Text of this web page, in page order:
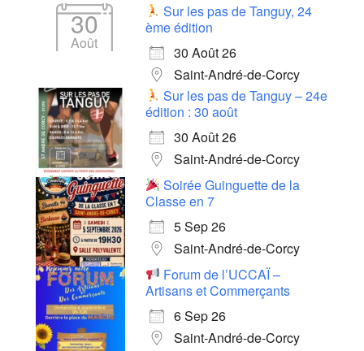
30
Août
Sur les pas de Tanguy, 24
ème édition
30 Août 26
Saint-André-de-Corcy
Sur les pas de Tanguy – 24e
édition : 30 août
30 Août 26
Saint-André-de-Corcy
Soirée Guinguette de la
Classe en 7
5 Sep 26
Saint-André-de-Corcy
Forum de l’UCCAÏ –
Artisans et Commerçants
6 Sep 26
Saint-André-de-Corcy